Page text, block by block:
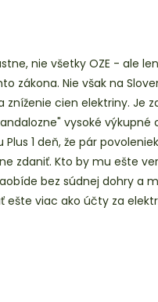
nie všetky OZE - ale
Nie však na
cien elektriny. Je
vysoké
1 deň, že pár
zdaniť. Kto by mu ešte
bez súdnej dohry a
ešte viac ako účty za